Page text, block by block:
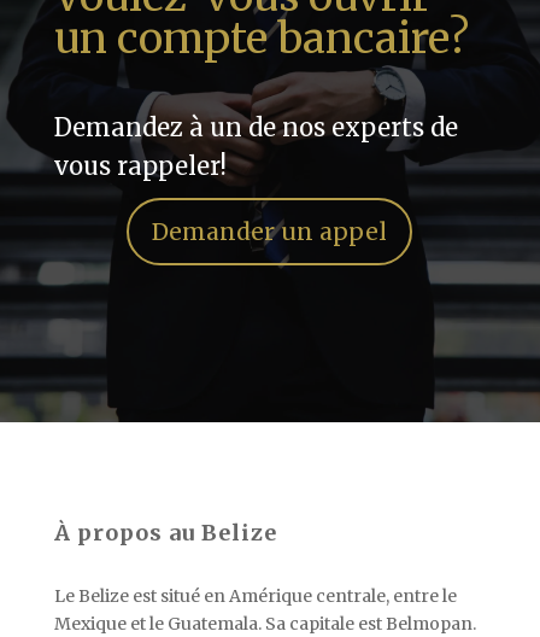
un compte bancaire?
Demandez à un de nos experts de
vous rappeler!
Demander un appel
À propos au Belize
Le Belize est situé en Amérique centrale, entre le
Mexique et le Guatemala. Sa capitale est Belmopan.